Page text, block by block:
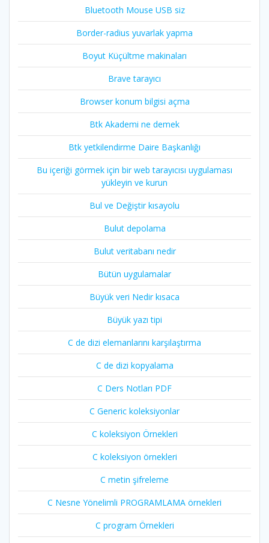
Bluetooth Mouse USB siz
Border-radius yuvarlak yapma
Boyut Küçültme makinaları
Brave tarayıcı
Browser konum bilgisi açma
Btk Akademi ne demek
Btk yetkilendirme Daire Başkanlığı
Bu içeriği görmek için bir web tarayıcısı uygulaması
yükleyin ve kurun
Bul ve Değiştir kısayolu
Bulut depolama
Bulut veritabanı nedir
Bütün uygulamalar
Büyük veri Nedir kısaca
Büyük yazı tipi
C de dizi elemanlarını karşılaştırma
C de dizi kopyalama
C Ders Notları PDF
C Generic koleksiyonlar
C koleksiyon Örnekleri
C koleksiyon örnekleri
C metin şifreleme
C Nesne Yönelimli PROGRAMLAMA örnekleri
C program Örnekleri